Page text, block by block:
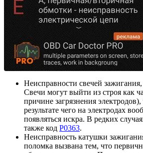
Неисправности свечей
Свечи могут выйти из строя как
причине загрязнения
результате чего на электродах
появляться искра. В редких
также код P0363.
Неисправность катушки
поломка вызвана тем, что